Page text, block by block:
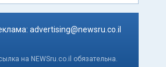
advertising@newsru.co.il
на NEWSru.co.il обязательна.